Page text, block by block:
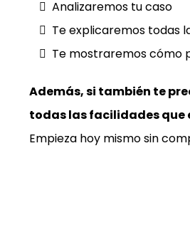
Analizaremos tu caso
Te explicaremos todas
Te mostraremos cómo
Además, si también te
todas las facilidades que
Empieza hoy mismo sin